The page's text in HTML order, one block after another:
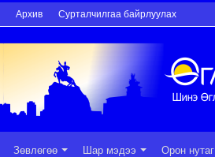
Архив Сурталчилгаа байрлуулах
Зөвлөгөө Шар мэдээ Орон нутаг